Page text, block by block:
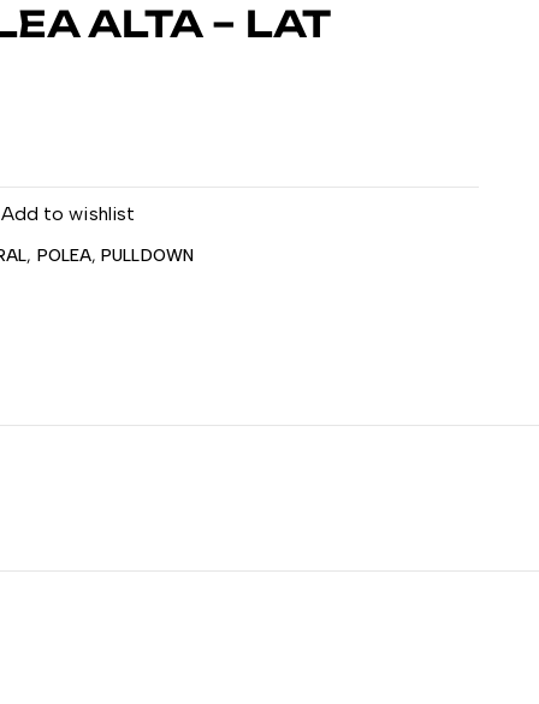
ALTA – LAT
Add to wishlist
, POLEA,PULLDOWN